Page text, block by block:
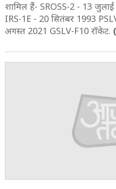
शामिल हैं- SROSS-2 - 13
IRS-1E - 20 सितंबर 1993
अगस्त 2021 GSLV-F10 रॉकेट.